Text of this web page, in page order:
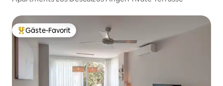
Beliebter Gäste-Favorit.
Gäste-Favorit